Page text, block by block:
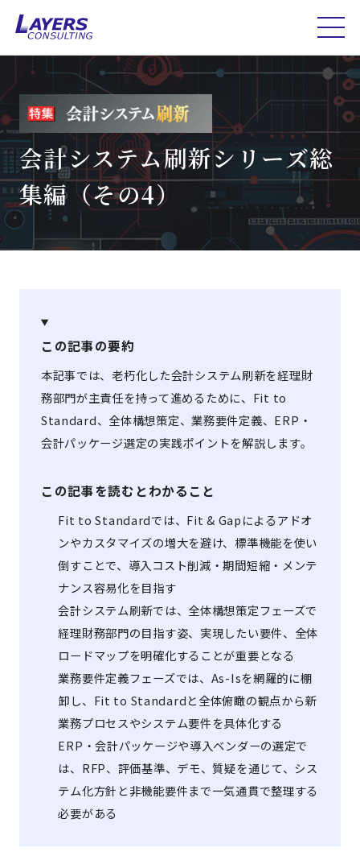
会計システム刷新シリーズ総
集編（その4）
この記事の要約
本記事では、老朽化した会計システム刷新を経理財
務部門が主責任を持って進めるために、Fit to
Standard、全体構想策定、業務要件定義、ERP・
会計パッケージ選定の実践ポイントを解説します。
この記事を読むとわかること
Fit to Standardでは、Fit & Gapによるアドオ
ンやカスタマイズの増大を避け、標準機能を使い
倒すことで、導入コスト削減・期間短縮・メンテ
ナンス容易化を目指す
会計システム刷新では、全体構想策定フェーズで
経理財務部門の目指す姿、実現したい要件、全体
ロードマップを明確化することが重要となる
業務要件定義フェーズでは、As-Isを網羅的に棚
卸し、Fit to Standardと全体俯瞰の観点から新
業務プロセスやシステム要件を具体化する
ERP・会計パッケージや導入ベンダーの選定で
は、RFP、評価基準、デモ、質疑を通じて、シス
テム化方針と非機能要件まで一気通貫で整理する
必要がある